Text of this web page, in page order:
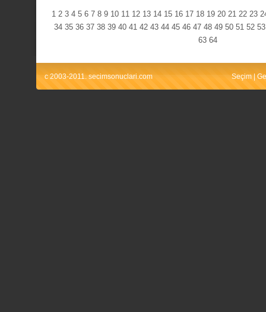
1 2 3 4 5 6 7 8 9 10 11 12 13 14 15 16 17 18 19 20 21 22 23
34 35 36 37 38 39 40 41 42 43 44 45 46 47 48 49 50 51 52 53
63 64
c 2003-2011. secimsonuclari.com Seçim |